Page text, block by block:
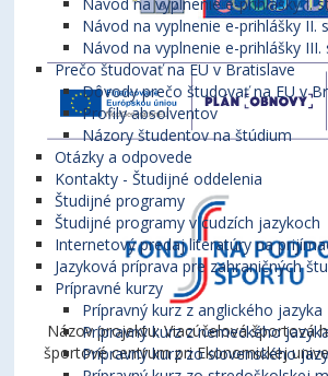
Návod na vyplnenie e-prihlášky II.
Návod na vyplnenie e-prihlášky III.
Prečo študovať na EU v Bratislave
Dôvody prečo študovať na EU v
Profily absolventov
Názory študentov na štúdium
Otázky a odpovede
Kontakty - Študijné oddelenia
Študijné programy
Študijné programy v cudzích jazykoch
Internetový predaj literatúry na
Jazyková príprava pre zahraničných
Prípravné kurzy
Prípravný kurz z anglického jazyka
Prípravný kurz z nemeckého
Prípravný kurz zo slovenského
Názov projektu: Viacúčelová športová
športové centrum pri Ekonomickej